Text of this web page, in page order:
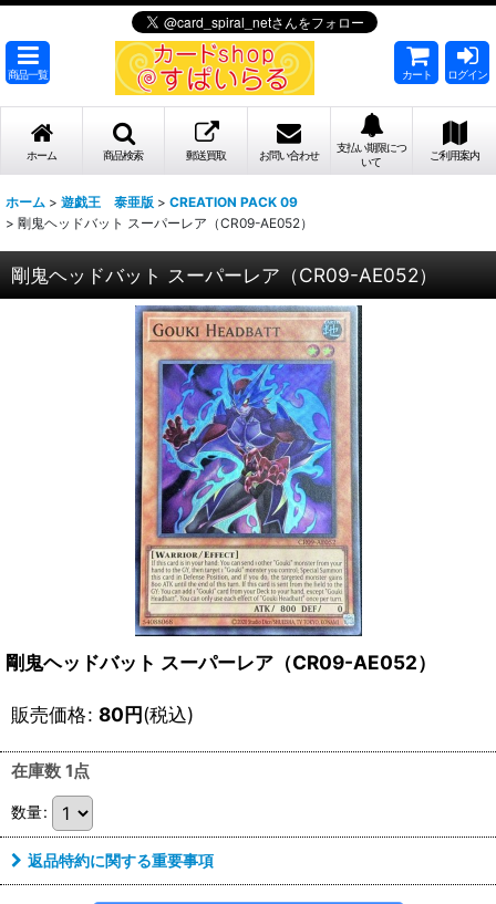
商品一覧 カート ログイン
ホーム 商品検索 郵送買取 お問い合わせ
支払い期限につ
いて
ご利用案内
ホーム > 遊戯王 泰亜版 > CREATION PACK 09
> 剛鬼ヘッドバット スーパーレア（CR09-AE052）
剛鬼ヘッドバット スーパーレア（CR09-AE052）
剛鬼ヘッドバット スーパーレア（CR09-AE052）
販売価格: 80円(税込)
在庫数 1点
数量:
返品特約に関する重要事項